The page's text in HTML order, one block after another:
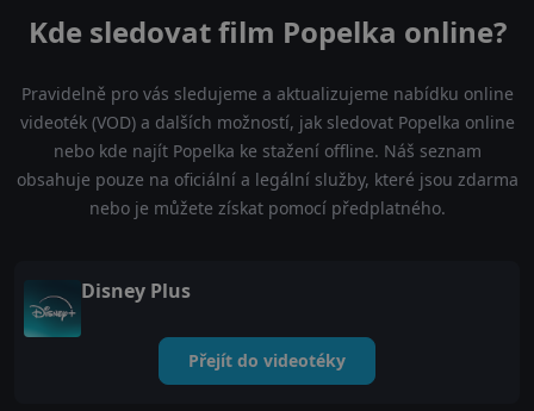
Kde sledovat film Popelka online?
Pravidelně pro vás sledujeme a aktualizujeme nabídku online
videoték (VOD) a dalších možností, jak sledovat Popelka online
nebo kde najít Popelka ke stažení offline. Náš seznam
obsahuje pouze na oficiální a legální služby, které jsou zdarma
nebo je můžete získat pomocí předplatného.
Disney Plus
Přejít do videotéky